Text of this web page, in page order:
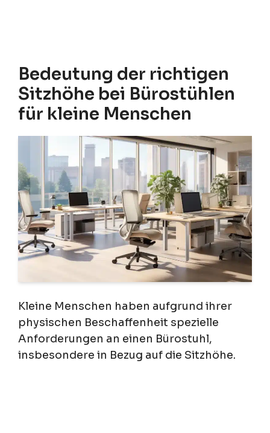
Bedeutung der richtigen
Sitzhöhe bei Bürostühlen
für kleine Menschen
Kleine Menschen haben aufgrund ihrer
physischen Beschaffenheit spezielle
Anforderungen an einen Bürostuhl,
insbesondere in Bezug auf die Sitzhöhe.